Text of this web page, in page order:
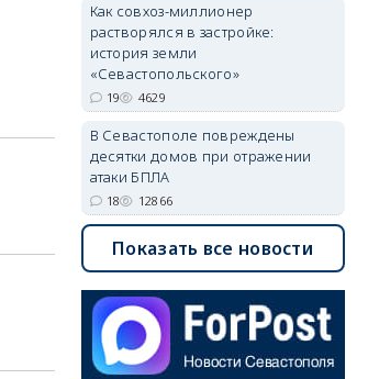
Как совхоз-миллионер
растворялся в застройке:
история земли
«Севастопольского»
19 4629
В Севастополе повреждены
десятки домов при отражении
атаки БПЛА
18 12866
Показать все новости